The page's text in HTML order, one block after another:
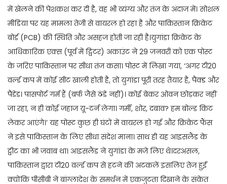
में खेलने की पेशकश कर दी है, वह भी व्यंग्य और तंज के अंदाज में। सोशल
मीडिया पर यह मामला तेजी से वायरल हो रहा है और पाकिस्तान क्रिकेट
बोर्ड (PCB) की स्थिति और असहज होती जा रही है।युगांडा क्रिकेट के
आधिकारिक एक्स (पूर्व में ट्विटर) अकाउंट ने 29 जनवरी को एक पोस्ट
के जरिए पाकिस्तान पर सीधा तंज कसा। पोस्ट में लिखा गया, ‘अगर टी20
वर्ल्ड कप में कोई सीट खाली होती है, तो युगांडा पूरी तरह तैयार है, पैक्ड और
पैडेड। पासपोर्ट गर्म हैं (बर्फ जैसे ठंडे नहीं)। कोई बेकर ओवन छोड़कर नहीं
जा रहा, न ही कोई जहाज यू-टर्न लेगा। गर्मी, शोर, दबाव? हम बोल्ड किट
लेकर आएंगे।’ यह पोस्ट कुछ ही घंटों में वायरल हो गई और क्रिकेट फैंस
ने इसे पाकिस्तान के लिए सीधा संदेश माना। साथ ही यह आइसलैंड के
ट्वीट का भी जवाब था। आइसलैंड ने युगांडा के मजे लिए थे।दरअसल,
पाकिस्तान द्वारा टी20 वर्ल्ड कप से हटने की अटकलें इसलिए तेज हुईं
क्योंकि पीसीबी ने बांग्लादेश के समर्थन में एकजुटता दिखाने के संकेत